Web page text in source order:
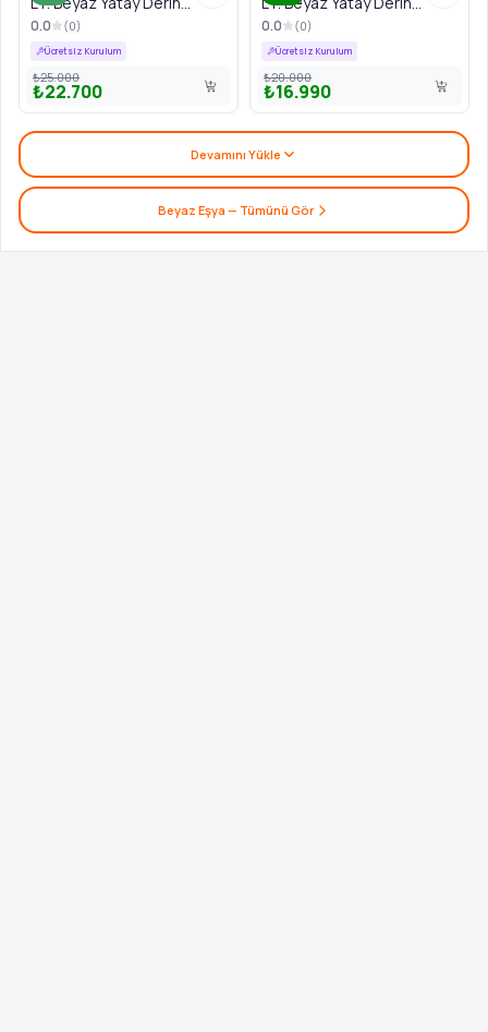
Dondurucu
0.0 (0)
Ücretsiz Kurulum
₺25.000
₺22.700
Dondurucu
0.0 (0)
Ücretsiz Kurulum
₺20.000
₺16.990
Devamını Yükle
Beyaz Eşya — Tümünü Gör